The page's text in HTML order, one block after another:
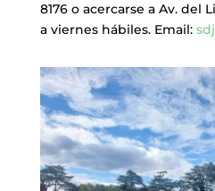
8176 o acercarse a Av. del
a viernes hábiles. Email: